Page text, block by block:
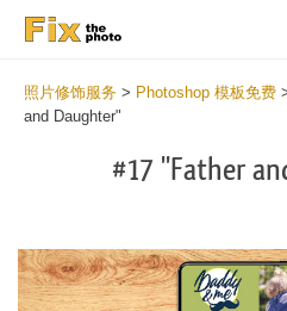
照片修饰服务 > Photoshop 模板免费
and Daughter"
#17 "Father